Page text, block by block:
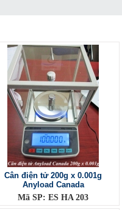
Cân điện tử 200g x 0.001g
Anyload Canada
Mã SP: ES HA 203